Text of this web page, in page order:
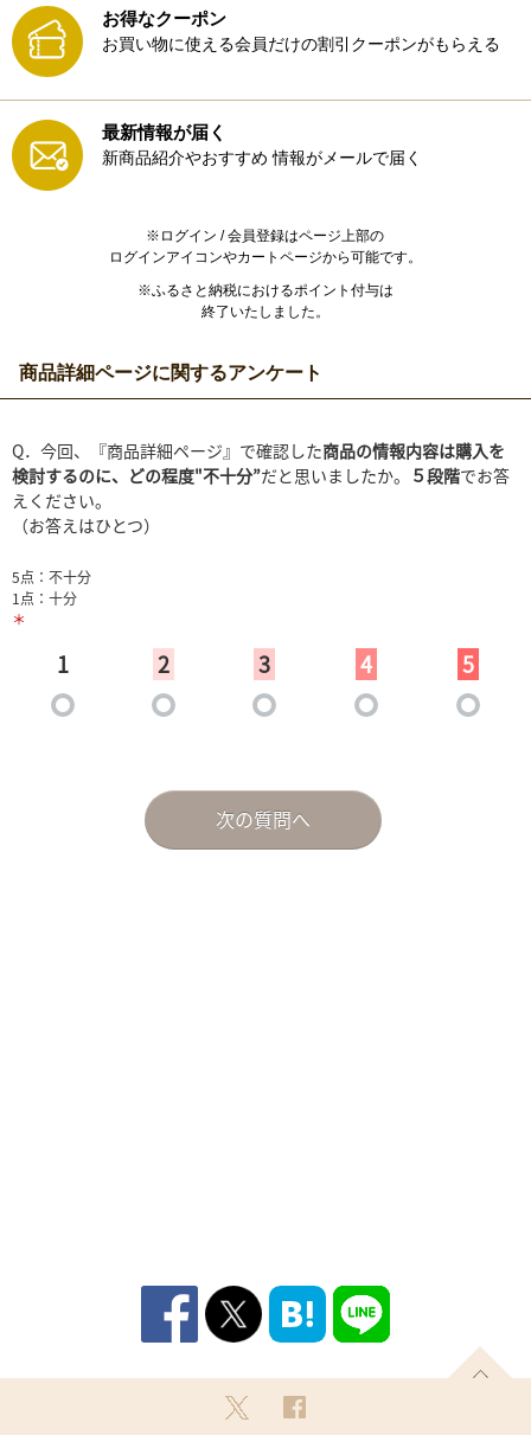
お得なクーポン
お買い物に使える会員だけの割引クーポンがもらえる
最新情報が届く
新商品紹介やおすすめ 情報がメールで届く
※ログイン / 会員登録はページ上部の
ログインアイコンやカートページから可能です。
※ふるさと納税におけるポイント付与は
終了いたしました。
商品詳細ページに関するアンケート